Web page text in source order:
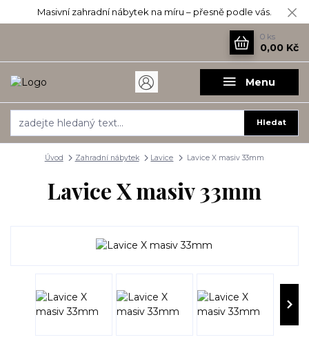
Masivní zahradní nábytek na míru – přesně podle vás.
Menu
Hledat
0 ks
0,00 Kč
Úvod Zahradní nábytek Lavice Lavice X masiv 33mm
Lavice X masiv 33mm